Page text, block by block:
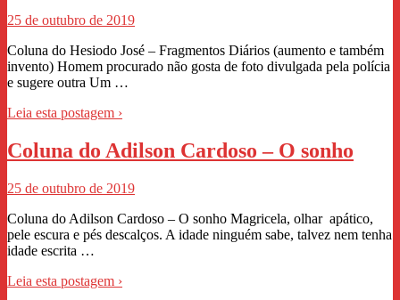
25 de outubro de 2019
Coluna do Hesiodo José – Fragmentos Diários (aumento e também
invento) Homem procurado não gosta de foto divulgada pela polícia
e sugere outra Um …
Leia esta postagem ›
Coluna do Adilson Cardoso – O sonho
25 de outubro de 2019
Coluna do Adilson Cardoso – O sonho Magricela, olhar apático,
pele escura e pés descalços. A idade ninguém sabe, talvez nem tenha
idade escrita …
Leia esta postagem ›